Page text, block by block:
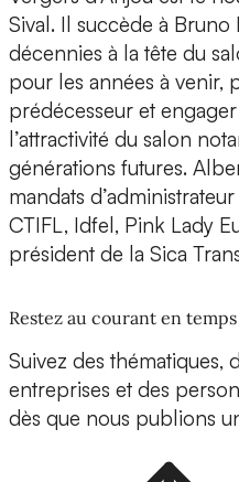
Sival. Il succède à
décennies à la tête du
pour les années à venir,
prédécesseur et
l’attractivité du salon
générations futures.
mandats
CTIFL, Idfel, Pink Lady
président de la Sica
Restez au courant en
Suivez des thématiques,
entreprises et des
dès que nous publions